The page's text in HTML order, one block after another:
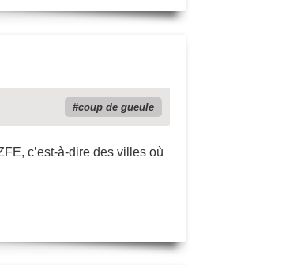
coup de gueule
c’est-à-dire des villes où